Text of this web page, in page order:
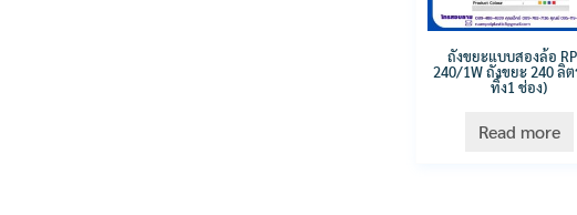
ถังขยะแบบสองล้อ
240/1W ถังขยะ 240 ลิต
ทิ้ง1 ช่อง)
Read more